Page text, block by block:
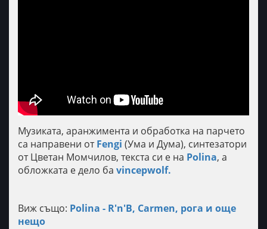
Музиката, аранжимента и обработка на парчето
са направени отFengi (Ума и Дума), синтезатори
от Цветан Момчилов, текста си е на Polina, а
обложката е дело ба vincepwolf.
Виж също: Polina - R'n'B, Carmen, рога и още
нещо